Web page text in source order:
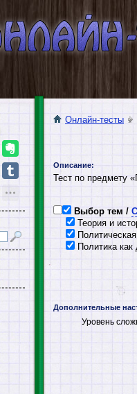
Онлайн-тесты
Описание:
Тест по предмету
Выбор тем /
Теория и
Политика как
Дополнительные
Уровень